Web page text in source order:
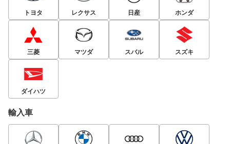
トヨタ レクサス 日産 ホンダ
三菱 マツダ スバル スズキ
ダイハツ
輸入車